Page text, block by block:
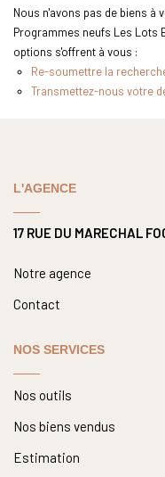
Budget max
Nous n'avons pas de biens
Programmes neufs Les Lots
options s'offrent à vous :
Re-soumettre la
Transmettez-nous votre
L'AGENCE
17 RUE DU MARECHAL
Notre agence
Contact
NOS SERVICES
Nos outils
Nos biens vendus
Estimation